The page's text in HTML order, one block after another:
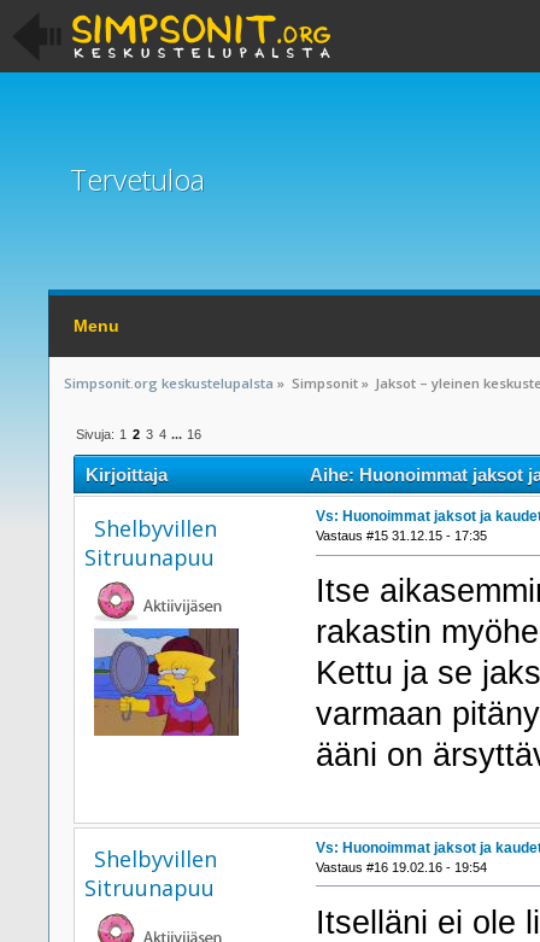
Tervetuloa
Menu
Simpsonit.org keskustelupalsta » Simpsonit» Jaksot – yleinen
Sivuja: 1 2 3 4 ... 16
Kirjoittaja Aihe: Huonoimmat jaksot
Shelbyvillen
Sitruunapuu
Vs: Huonoimmat jaksot ja
Vastaus #15 31.12.15 - 17:35
Itse
rakastin
Kettu ja se
varmaan
ääni on
Shelbyvillen
Sitruunapuu
Vs: Huonoimmat jaksot ja
Vastaus #16 19.02.16 - 19:54
Itselläni ei ole